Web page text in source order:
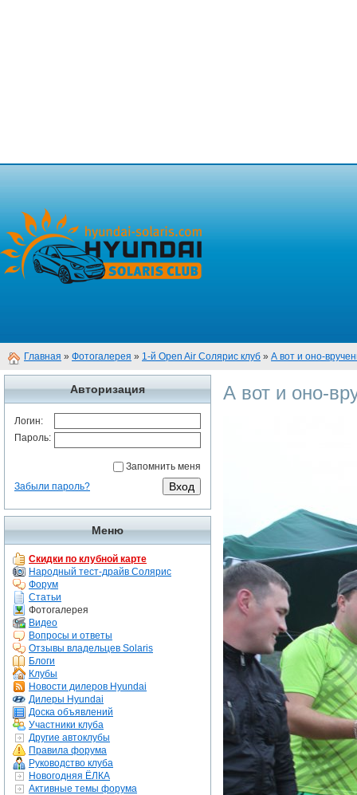
Главная » Фотогалерея » 1-й Open Air Солярис клуб » А вот и оно-
Авторизация
Логин:
Пароль:
Запомнить меня
Забыли пароль?
Меню
Скидки по клубной карте
Народный тест-драйв Солярис
Форум
Статьи
Фотогалерея
Видео
Вопросы и ответы
Отзывы владельцев Solaris
Блоги
Клубы
Новости дилеров Hyundai
Дилеры Hyundai
Доска объявлений
Участники клуба
Другие автоклубы
Правила форума
Руководство клуба
Новогодняя ЁЛКА
Активные темы форума
А вот и оно-